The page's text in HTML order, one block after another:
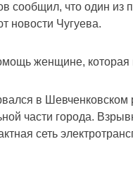
сообщил, что один
новости Чугуева.
женщине,
в Шевченковском
части города.
сеть